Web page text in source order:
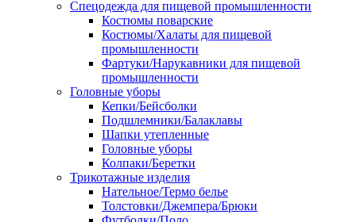
Спецодежда для пищевой промышленности
Костюмы поварские
Костюмы/Халаты для пищевой
промышленности
Фартуки/Нарукавники для пищевой
промышленности
Головные уборы
Кепки/Бейсболки
Подшлемники/Балаклавы
Шапки утепленные
Головные уборы
Колпаки/Беретки
Трикотажные изделия
Нательное/Термо белье
Толстовки/Джемпера/Брюки